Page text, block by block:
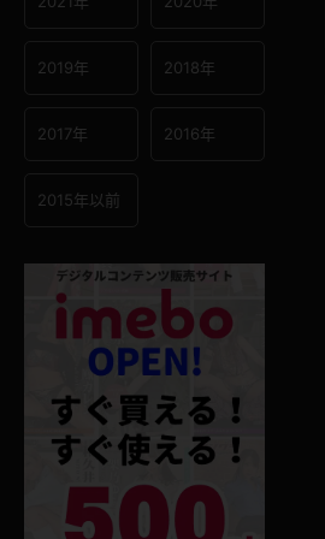
2019年 2018年
2017年 2016年
2015年以前